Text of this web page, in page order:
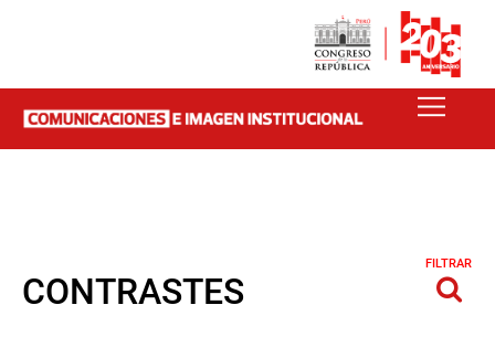
CONTRASTES
FILTRAR